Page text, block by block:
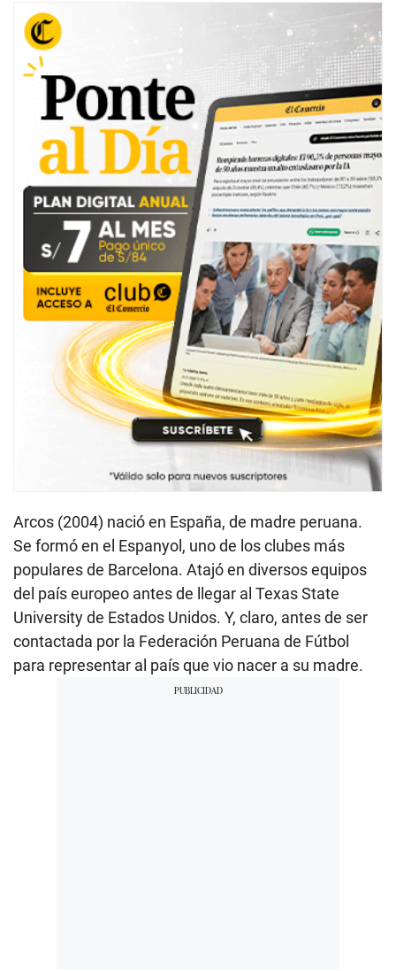
Arcos (2004) nació en España, de madre peruana.
Se formó en el Espanyol, uno de los clubes más
populares de Barcelona. Atajó en diversos equipos
del país europeo antes de llegar al Texas State
University de Estados Unidos. Y, claro, antes de ser
contactada por la Federación Peruana de Fútbol
para representar al país que vio nacer a su madre.